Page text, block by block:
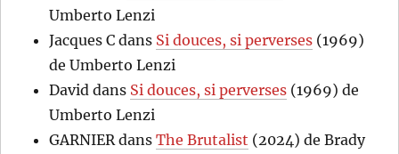
Umberto Lenzi
Jacques C dans Si douces, si perverses (1969)
de Umberto Lenzi
David dans Si douces, si perverses (1969) de
Umberto Lenzi
GARNIER dansThe Brutalist (2024) de Brady